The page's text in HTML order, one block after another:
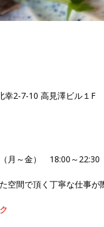
幸2-7-10 高見澤ビル１F
（月～金） 18:00～
間で頂く丁寧な仕事が